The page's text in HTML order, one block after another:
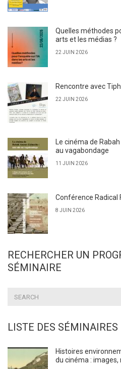
Quelles méthodes
arts et les médias ?
22 JUIN 2026
Rencontre avec
22 JUIN 2026
Le cinéma de
au vagabondage
11 JUIN 2026
Conférence Radical
8 JUIN 2026
RECHERCHER UN
SÉMINAIRE
LISTE DES SÉMINAIRES
Histoires
du cinéma :